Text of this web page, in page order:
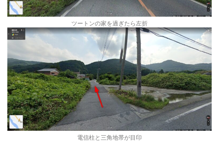
ツートンの家を過ぎたら左折
電信柱と三角地帯が目印